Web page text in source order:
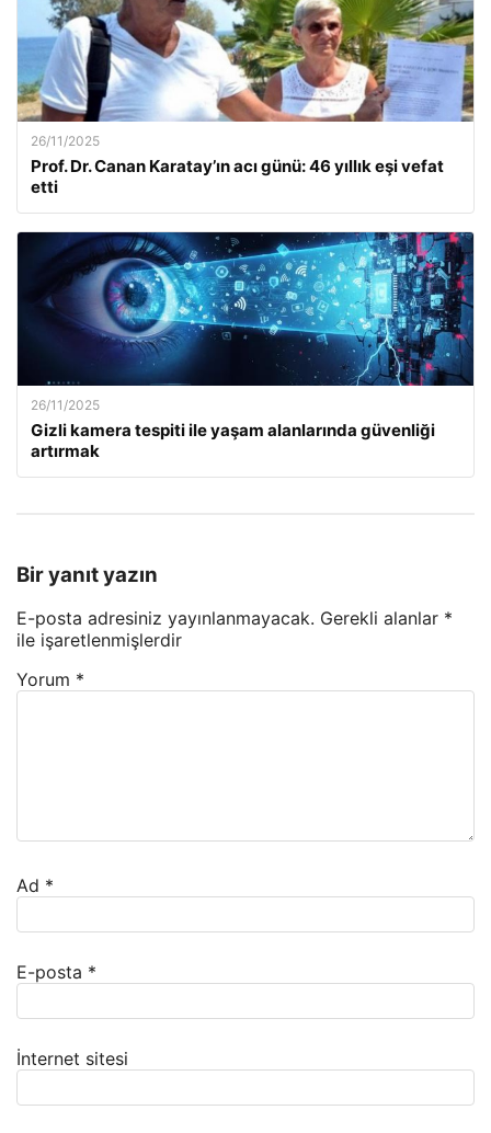
26/11/2025
Prof. Dr. Canan Karatay’ın acı günü: 46 yıllık eşi vefat
etti
26/11/2025
Gizli kamera tespiti ile yaşam alanlarında güvenliği
artırmak
Bir yanıt yazın
E-posta adresiniz yayınlanmayacak. Gerekli alanlar *
ile işaretlenmişlerdir
Yorum *
Ad *
E-posta *
İnternet sitesi